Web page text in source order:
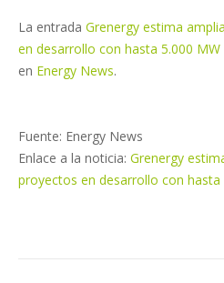
La entrada Grenergy estima
en desarrollo con hasta 5.000 MW
en Energy News.
Fuente: Energy News
Enlace a la noticia: Grenergy
proyectos en desarrollo con hasta